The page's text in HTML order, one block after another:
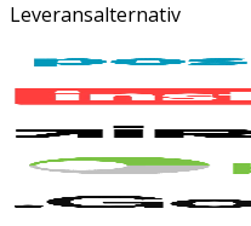
Leveransalternativ